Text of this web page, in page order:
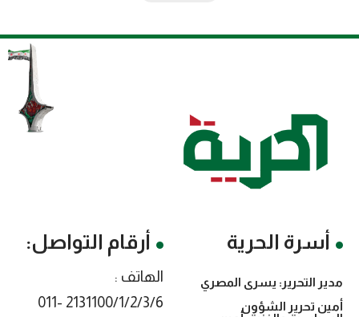
أسرة الحرية
مدير التحرير: يسرى المصري
أمين تحرير الشؤون
أرقام التواصل:
الهاتف :
2131100/1/2/3/6 -011